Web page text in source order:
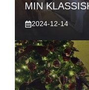
MIN
2024-12-14